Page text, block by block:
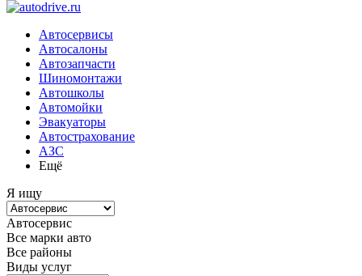
Автосервисы
Автосалоны
Автозапчасти
Шиномонтажи
Автошколы
Автомойки
Эвакуаторы
Автострахование
АЗС
Ещё
Я ищу
Автосервис
Все марки авто
Все районы
Виды услуг